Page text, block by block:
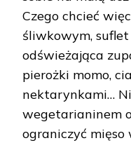
Czego chcieć
śliwkowym,
odświeżająca
pierożki momo,
nektarynkami…
wegetarianinem
ograniczyć